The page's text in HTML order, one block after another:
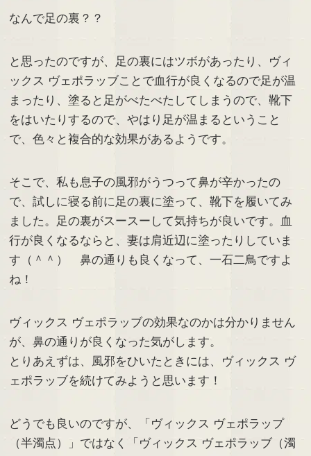
なんで足の裏？？
と思ったのですが、足の裏にはツボがあったり、ヴィ
ックス ヴェポラッブことで血行が良くなるので足が温
まったり、塗ると足がべたべたしてしまうので、靴下
をはいたりするので、やはり足が温まるということ
で、色々と複合的な効果があるようです。
そこで、私も息子の風邪がうつって鼻が辛かったの
で、試しに寝る前に足の裏に塗って、靴下を履いてみ
ました。足の裏がスースーして気持ちが良いです。血
行が良くなるならと、妻は肩近辺に塗ったりしていま
す（＾＾） 鼻の通りも良くなって、一石二鳥ですよ
ね！
ヴィックス ヴェポラッブの効果なのかは分かりません
が、鼻の通りが良くなった気がします。
とりあえずは、風邪をひいたときには、ヴィックス ヴ
ェポラッブを続けてみようと思います！
どうでも良いのですが、「ヴィックス ヴェポラップ
（半濁点）」ではなく「ヴィックス ヴェポラッブ（濁